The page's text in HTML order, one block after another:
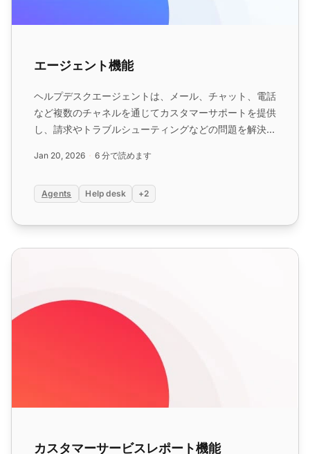
エージェント機能
ヘルプデスクエージェントは、メール、チャット、電話
など複数のチャネルを通じてカスタマーサポートを提供
し、請求やトラブルシューティングなどの問題を解決し
料トライアルで簡単にエージェント管理をサポートしま
う。...
Jan 20, 2026 6 分で読めます
Agents Help desk +2
カスタマーサービスレポート機能
カスタマーサービスレポート機能